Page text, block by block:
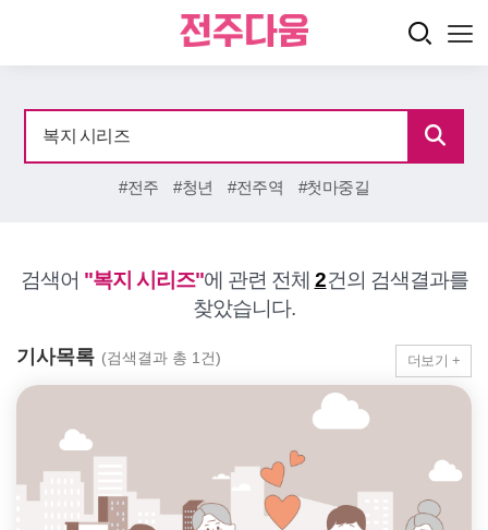
#전주 #청년 #전주역 #첫마중길
검색어 "복지 시리즈"에 관련 전체 2건의 검색결과를
찾았습니다.
기사목록 (검색결과 총 1건) 더보기 +